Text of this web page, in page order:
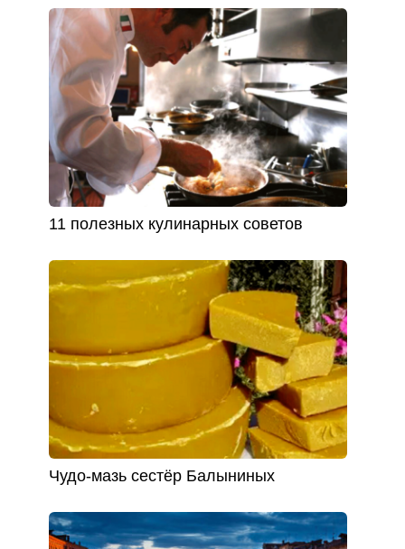
11 полезных кулинарных советов
Чудо-мазь сестёр Балыниных